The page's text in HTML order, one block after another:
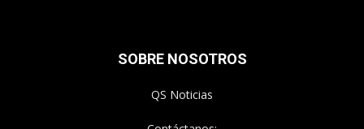
SOBRE NOSOTROS
QS Noticias